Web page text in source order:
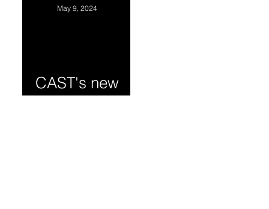
Experience for
华人科技人员
职业发展与职
CAST's new
program
May 9, 2024